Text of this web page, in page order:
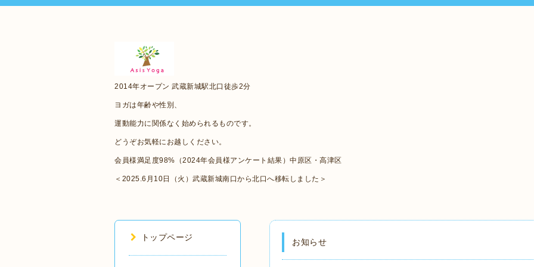
2014年オープン 武蔵新城駅北口徒歩2分
ヨガは年齢や性別、
運動能力に関係なく始められるものです。
どうぞお気軽にお越しください。
会員様満足度98%（2024年会員様アンケート結果）中原区・高津区
＜2025.6月10日（火）武蔵新城南口から北口へ移転しました＞
お知らせ
トップページ